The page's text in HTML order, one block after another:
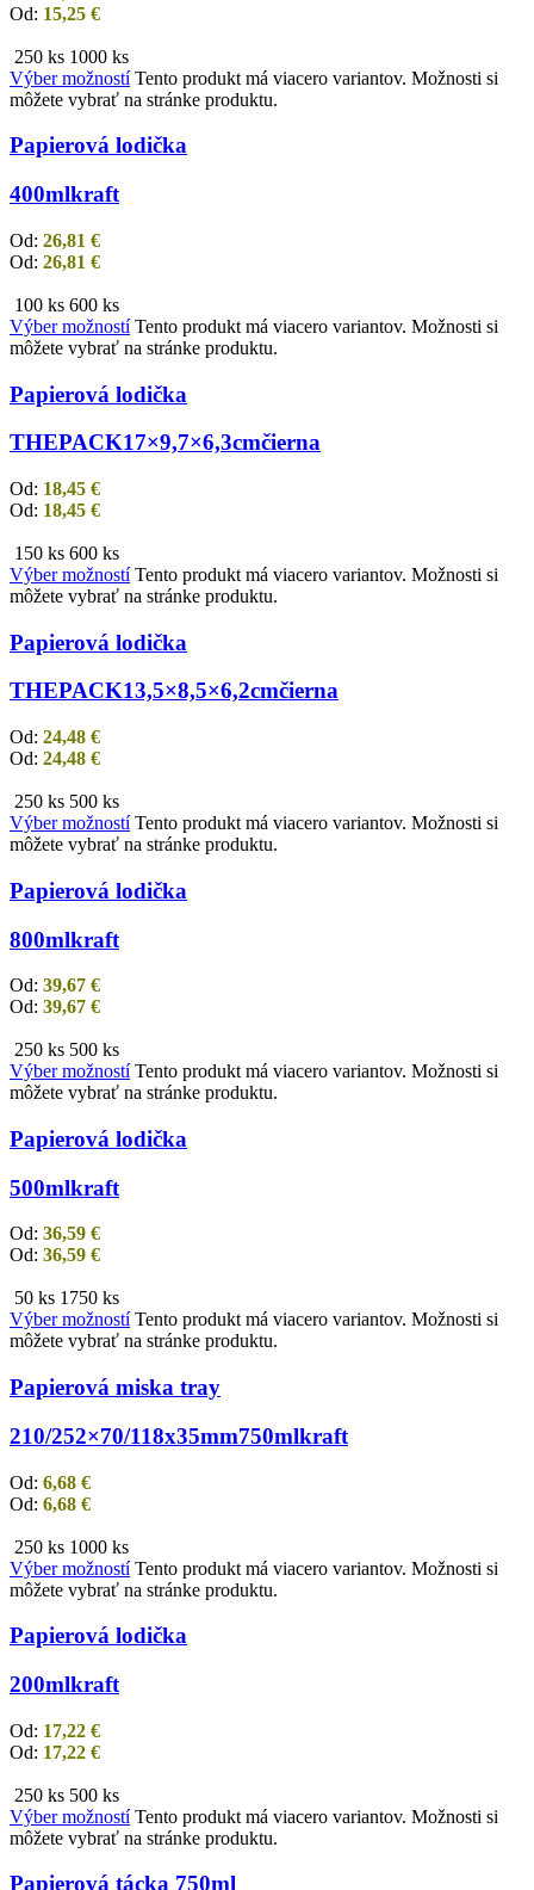
Od: 15,25 €
250 ks 1000 ks
Výber možností Tento produkt má viacero variantov. Možnosti si
môžete vybrať na stránke produktu.
Papierová lodička
400mlkraft
Od: 26,81 €
Od: 26,81 €
100 ks 600 ks
Výber možností Tento produkt má viacero variantov. Možnosti si
môžete vybrať na stránke produktu.
Papierová lodička
THEPACK17×9,7×6,3cmčierna
Od: 18,45 €
Od: 18,45 €
150 ks 600 ks
Výber možností Tento produkt má viacero variantov. Možnosti si
môžete vybrať na stránke produktu.
Papierová lodička
THEPACK13,5×8,5×6,2cmčierna
Od: 24,48 €
Od: 24,48 €
250 ks 500 ks
Výber možností Tento produkt má viacero variantov. Možnosti si
môžete vybrať na stránke produktu.
Papierová lodička
800mlkraft
Od: 39,67 €
Od: 39,67 €
250 ks 500 ks
Výber možností Tento produkt má viacero variantov. Možnosti si
môžete vybrať na stránke produktu.
Papierová lodička
500mlkraft
Od: 36,59 €
Od: 36,59 €
50 ks 1750 ks
Výber možností Tento produkt má viacero variantov. Možnosti si
môžete vybrať na stránke produktu.
Papierová miska tray
210/252×70/118x35mm750mlkraft
Od: 6,68 €
Od: 6,68 €
250 ks 1000 ks
Výber možností Tento produkt má viacero variantov. Možnosti si
môžete vybrať na stránke produktu.
Papierová lodička
200mlkraft
Od: 17,22 €
Od: 17,22 €
250 ks 500 ks
Výber možností Tento produkt má viacero variantov. Možnosti si
môžete vybrať na stránke produktu.
Papierová tácka 750ml